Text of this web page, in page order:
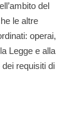
del
le altre
operai,
Legge e alla
requisiti di